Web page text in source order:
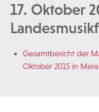
17. Oktober
Gesamtbericht der
Oktober 2015 in